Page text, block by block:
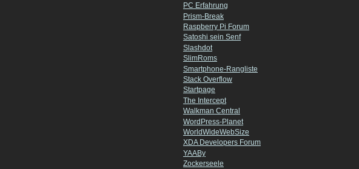
PC Erfahrung
Prism-Break
Raspberry Pi Forum
Satoshi sein Senf
Slashdot
SlimRoms
Smartphone-Rangliste
Stack Overflow
Startpage
The Intercept
Walkman Central
WordPress-Planet
WorldWideWebSize
XDA Developers Forum
YAABy
Zockerseele